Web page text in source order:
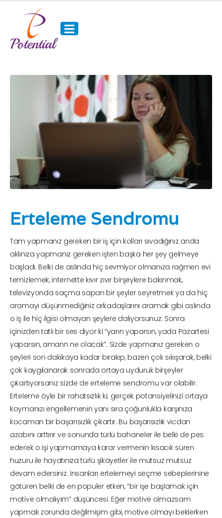
Erteleme Sendromu
Tam yapmanız gereken bir iş için kolları sıvadığınız anda
aklınıza yapmanız gereken işten başka her şey gelmeye
başladı. Belki de aslında hiç sevmiyor olmanıza rağmen evi
temizlemek, internette kıvır zıvır birşeylere bakınmak,
televizyonda saçma sapan bir şeyler seyretmek ya da hiç
aramayı düşünmediğiniz arkadaşlarını aramak gibi aslında
o iş ile hiç ilgisi olmayan şeylere dalıyorsunuz. Sonra
içinizden tatlı bir ses diyor ki “yarın yaparsın, yada Pazartesi
yaparsın, amann ne olacak”. Sizde yapmanız gereken o
şeyleri son dakikaya kadar bırakıp, bazen çok sıkışarak, belki
çok kaygılanarak sonrada ortaya uyduruk birşeyler
çıkartıyorsanız sizde de erteleme sendromu var olabilir.
Erteleme öyle bir rahatsızlık ki; gerçek potansiyelinizi ortaya
koymanızı engellemenin yanı sıra çoğunlukla karşınıza
kocaman bir başarısızlık çıkartır. Bu başarısızlık vicdan
azabını arttırır ve sonunda türlü bahaneler ile belki de pes
ederek o işi yapmamaya karar vermenin kısacık süren
huzuru ile hayatınıza türlü şikayetler ile mutsuz mutsuz
devam edersiniz. İnsanları ertelemeyi seçme sebeplerinine
götüren belki de en populer etken, “bir işe başlamak için
motive olmalıyım” düşüncesi. Eğer motive olmazsam
yapmak zorunda değilmişim gibi, motive olmayı beklerken